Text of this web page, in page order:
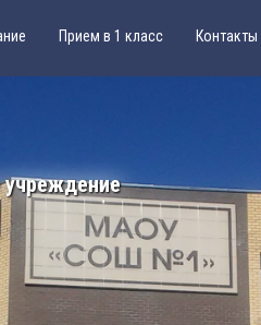
Прием в 1 класс Контакты
учреждение